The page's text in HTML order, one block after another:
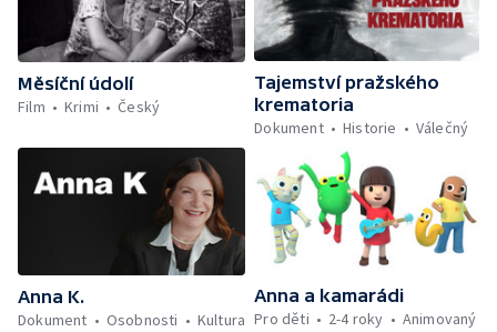
Měsíční údolí
Film
Krimi Český
Tajemství pražského
krematoria
Dokument
Historie Válečný
Anna K.
Dokument
Osobnosti Kultura
Anna a kamarádi
Pro děti
2-4 roky Animovaný